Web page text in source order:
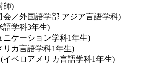
師)
／外国語学部 アジア言語学科)
語学科3年生)
ニケーション学科1年生)
カ言語学科1年生)
イベロアメリカ言語学科1年生)